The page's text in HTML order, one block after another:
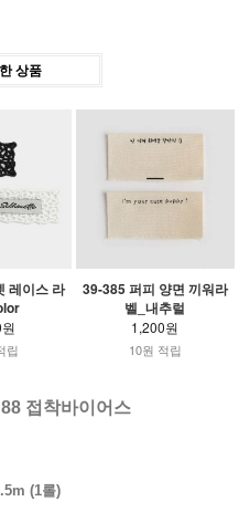
상품
레이스 라
립
39-385 퍼피 양면 끼워라
벨_내추럴
1,200원
10원 적립
접착바이어스
(1롤)